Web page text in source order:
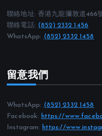
聯絡地址: 香港九龍彌敦道466
聯絡電話: (852) 2332 1456
WhatsApp: (852) 2332 1458
留意我們
WhatsApp: (852) 2332 1458
Facebook: https://
Instagram: https://